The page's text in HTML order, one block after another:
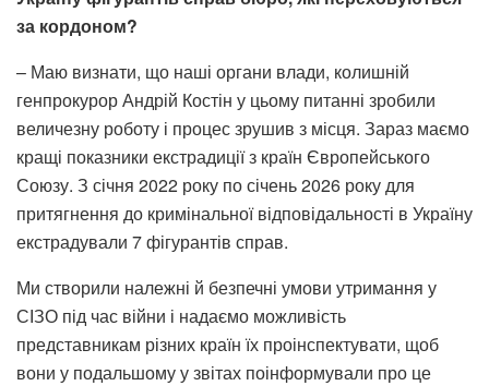
за кордоном?
– Маю визнати, що наші органи влади, колишній
генпрокурор Андрій Костін у цьому питанні зробили
величезну роботу і процес зрушив з місця. Зараз маємо
кращі показники екстрадиції з країн Європейського
Союзу. З січня 2022 року по січень 2026 року для
притягнення до кримінальної відповідальності в Україну
екстрадували 7 фігурантів справ.
Ми створили належні й безпечні умови утримання у
СІЗО під час війни і надаємо можливість
представникам різних країн їх проінспектувати, щоб
вони у подальшому у звітах поінформували про це